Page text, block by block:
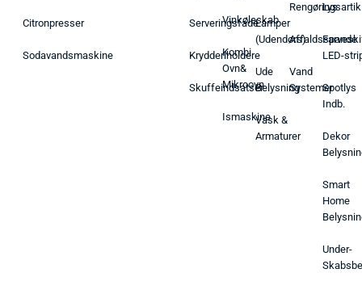
Citronpresser
Sodavandsmaskine
Serveringsfade
Krydderiholdere
Skuffeindsatser
Vinkøleskab
Kombi
Ovn&
Mikroovn
Ismaskine
Lamper
(Udendørs)
Ude
Belysning
Vask &
Armaturer
Affaldsspande
Vand
Systemer
Lys
LED-
Spotlys
Indb.
Dekor
Smart
Home
Under-